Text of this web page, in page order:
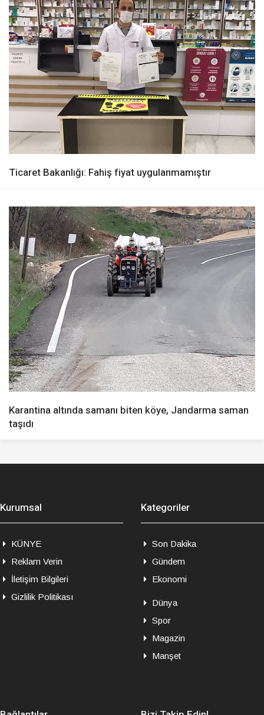
Ticaret Bakanlığı: Fahiş fiyat uygulanmamıştır
Karantina altında samanı biten köye, Jandarma saman
taşıdı
Kurumsal
KÜNYE
Reklam Verin
İletişim Bilgileri
Gizlilik Politikası
Kategoriler
Son Dakika
Gündem
Ekonomi
Dünya
Spor
Magazin
Manşet